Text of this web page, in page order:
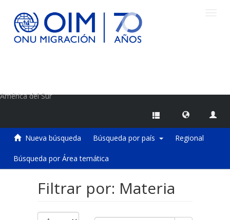
América del Sur
Nueva búsqueda Búsqueda por país Regional
Búsqueda por Área temática
Filtrar por: Materia